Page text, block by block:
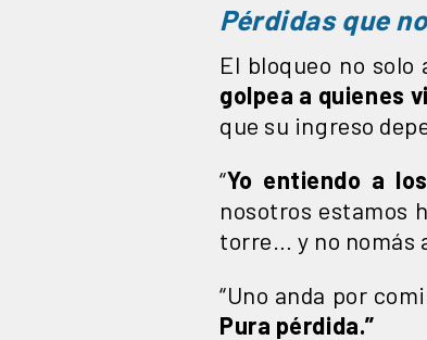
Pérdidas que
El bloqueo no
golpea a quienes
que su ingreso
“Yo entiendo a
nosotros estamos
torre… y no nomás
“Uno anda por
Pura pérdida.”